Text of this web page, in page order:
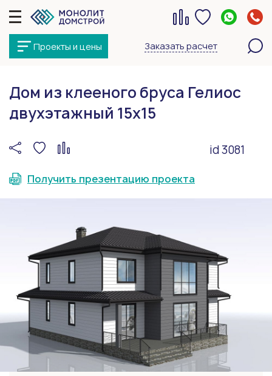
Проекты и цены Заказать расчет
Дом из клееного бруса Гелиос
двухэтажный 15х15
id 3081
Получить презентацию проекта